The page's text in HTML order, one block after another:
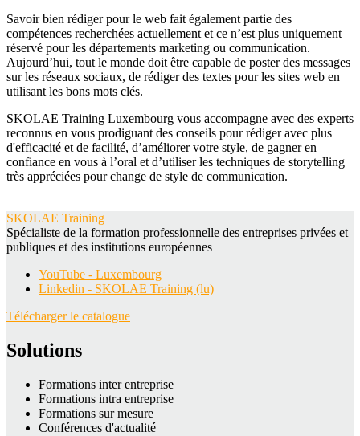
Savoir bien rédiger pour le web fait également partie des
compétences recherchées actuellement et ce n’est plus uniquement
réservé pour les départements marketing ou communication.
Aujourd’hui, tout le monde doit être capable de poster des messages
sur les réseaux sociaux, de rédiger des textes pour les sites web en
utilisant les bons mots clés.
SKOLAE Training Luxembourg vous accompagne avec des experts
reconnus en vous prodiguant des conseils pour rédiger avec plus
d'efficacité et de facilité, d’améliorer votre style, de gagner en
confiance en vous à l’oral et d’utiliser les techniques de storytelling
très appréciées pour change de style de communication.
SKOLAE Training
Spécialiste de la formation professionnelle des entreprises privées et
publiques et des institutions européennes
YouTube - Luxembourg
Linkedin - SKOLAE Training (lu)
Télécharger le catalogue
Solutions
Formations inter entreprise
Formations intra entreprise
Formations sur mesure
Conférences d'actualité